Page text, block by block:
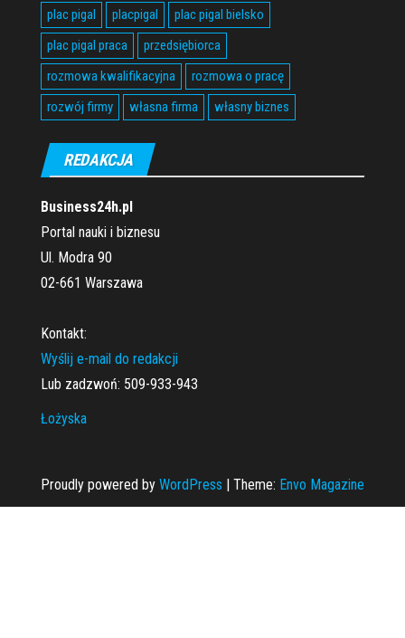
plac pigal
placpigal
plac pigal bielsko
plac pigal praca
przedsiębiorca
rozmowa kwalifikacyjna
rozmowa o pracę
rozwój firmy
własna firma własny biznes
REDAKCJA
Business24h.pl
Portal nauki i biznesu
Ul. Modra 90
02-661 Warszawa
Kontakt:
Wyślij e-mail do redakcji
Lub zadzwoń: 509-933-943
Łożyska
Proudly powered by WordPress | Theme: Envo Magazine